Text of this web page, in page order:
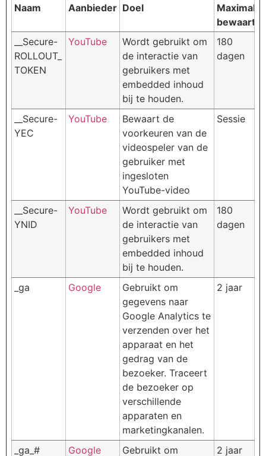
Naam Aanbieder Doel
Maximale
__Secure-
ROLLOUT_
TOKEN
YouTube
Wordt gebruikt om
de interactie van
gebruikers met
embedded inhoud
bij te houden.
180
dagen
__Secure-
YEC
YouTube
Bewaart de
voorkeuren van de
videospeler van de
gebruiker met
ingesloten
YouTube-video
Sessie
__Secure-
YNID
YouTube
Wordt gebruikt om
de interactie van
gebruikers met
embedded inhoud
bij te houden.
180
dagen
_ga Google
Gebruikt om
gegevens naar
Google Analytics te
verzenden over het
apparaat en het
gedrag van de
bezoeker. Traceert
de bezoeker op
verschillende
apparaten en
marketingkanalen.
2 jaar
_ga_# Google Gebruikt om 2 jaar